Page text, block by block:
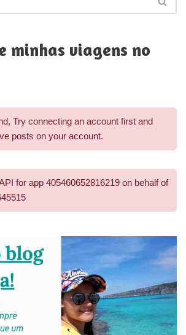
minhas viagens no
Try connecting an account first and
posts on your account.
for app 405460652816219 on behalf of